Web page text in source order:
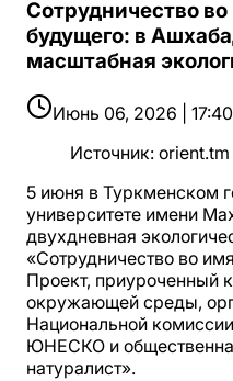
Сотрудничество
будущего: в
масштабная
Июнь 06, 2026 | 17:40 |
Источник: orient.tm
5 июня в Туркменском
университете имени
двухдневная
«Сотрудничество во
Проект, приуроченный
окружающей среды,
Национальной
ЮНЕСКО и
натуралист».